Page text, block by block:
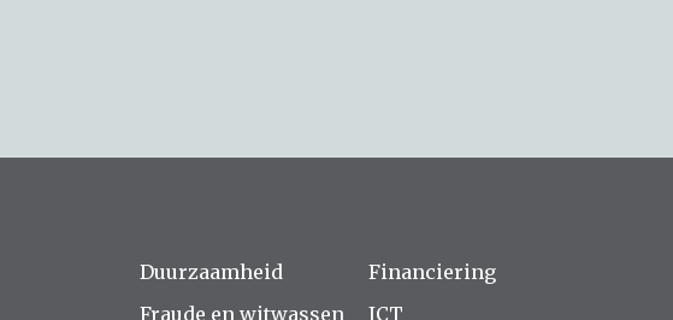
Duurzaamheid
Fraude en witwassen
Financiering
ICT